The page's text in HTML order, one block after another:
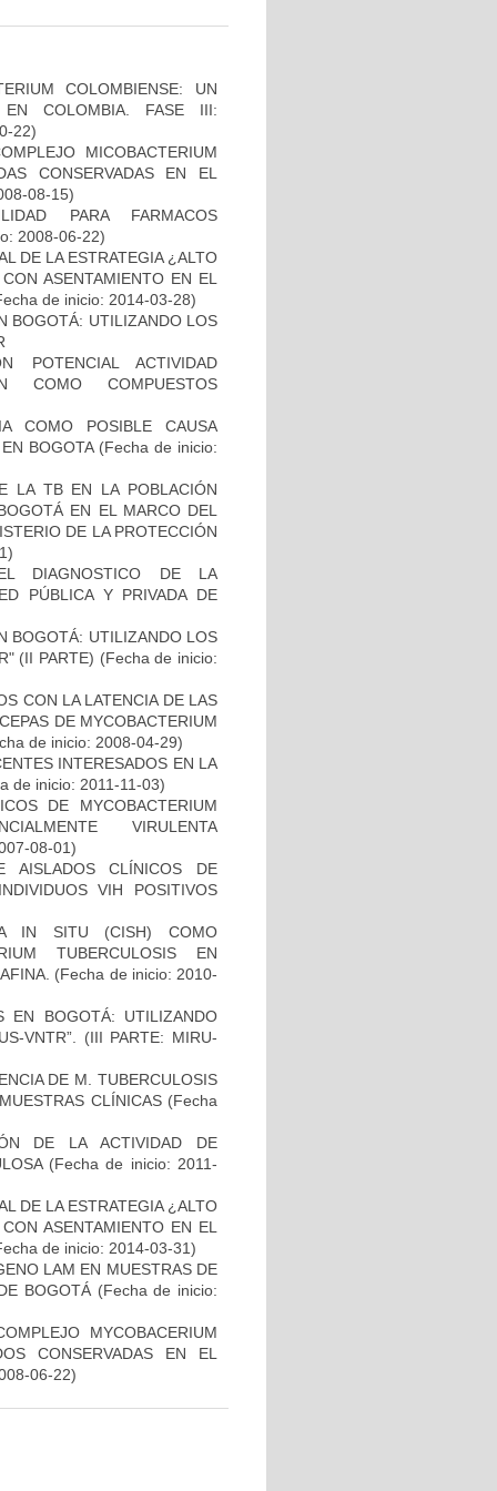
COLOMBIENSE: UN
EN COLOMBIA. FASE III:
22)
MICOBACTERIUM
CONSERVADAS EN EL
08-15)
PARA FARMACOS
2008-06-22)
DE LA ESTRATEGIA ¿ALTO
ASENTAMIENTO EN EL
de inicio: 2014-03-28)
BOGOTÁ: UTILIZANDO LOS
POTENCIAL ACTIVIDAD
COMO COMPUESTOS
COMO POSIBLE CAUSA
BOGOTA(Fecha de inicio:
LA TB EN LA POBLACIÓN
EN EL MARCO DEL
DE LA PROTECCIÓN
DIAGNOSTICO DE LA
PÚBLICA Y PRIVADA DE
BOGOTÁ: UTILIZANDO LOS
(II PARTE) (Fecha de inicio:
CON LA LATENCIA DE LAS
DE MYCOBACTERIUM
de inicio: 2008-04-29)
INTERESADOS EN LA
de inicio: 2011-11-03)
DE MYCOBACTERIUM
VIRULENTA
08-01)
AISLADOS CLÍNICOS DE
VIH POSITIVOS
IN SITU (CISH) COMO
TUBERCULOSIS EN
(Fecha de inicio: 2010-
EN BOGOTÁ: UTILIZANDO
VNTR”. (III PARTE: MIRU-
DE M. TUBERCULOSIS
CLÍNICAS (Fecha
DE LA ACTIVIDAD DE
(Fecha de inicio: 2011-
DE LA ESTRATEGIA ¿ALTO
ASENTAMIENTO EN EL
de inicio: 2014-03-31)
LAM EN MUESTRAS DE
BOGOTÁ(Fecha de inicio:
MYCOBACERIUM
CONSERVADAS EN EL
06-22)